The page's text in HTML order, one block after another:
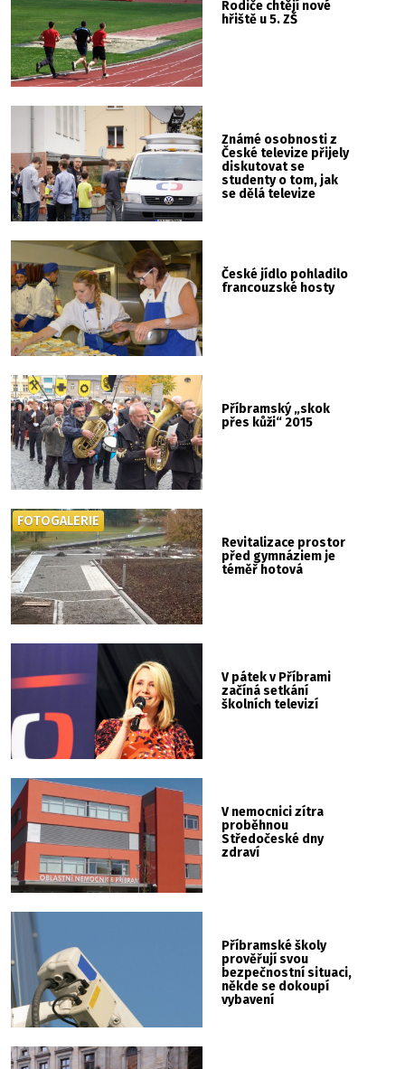
Rodiče chtějí nové
hřiště u 5. ZŠ
Známé osobnosti z
České televize přijely
diskutovat se
studenty o tom, jak
se dělá televize
České jídlo pohladilo
francouzské hosty
Příbramský „skok
přes kůži“ 2015
Revitalizace prostor
před gymnáziem je
téměř hotová
FOTOGALERIE
V pátek v Příbrami
začíná setkání
školních televizí
V nemocnici zítra
proběhnou
Středočeské dny
zdraví
Příbramské školy
prověřují svou
bezpečnostní situaci,
někde se dokoupí
vybavení